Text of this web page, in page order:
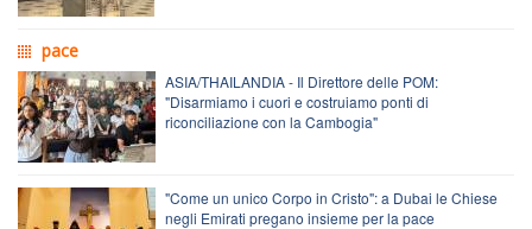
pace
ASIA/THAILANDIA - Il Direttore delle POM:
"Disarmiamo i cuori e costruiamo ponti di
riconciliazione con la Cambogia"
"Come un unico Corpo in Cristo": a Dubai le Chiese
negli Emirati pregano insieme per la pace